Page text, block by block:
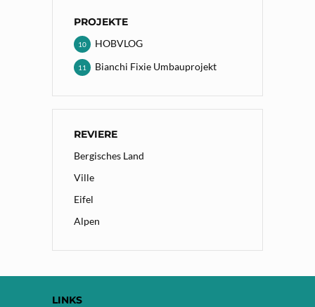
PROJEKTE
HOBVLOG
10
Bianchi Fixie Umbauprojekt
11
REVIERE
Bergisches Land
Ville
Eifel
Alpen
LINKS